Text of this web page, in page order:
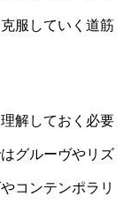
服していく道筋
解しておく必要
グルーヴやリズ
コンテンポラリ